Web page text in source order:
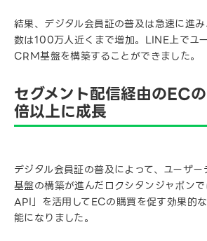
結果、デジタル会員証の普及は急速に進
数は100万人近くまで増加。LINE上でユ
CRM基盤を構築することができました。
セグメント配信経由のEC
倍以上に成長
デジタル会員証の普及によって、ユーザ
基盤の構築が進んだロクシタンジャポン
API」を活用してECの購買を促す効果的
能になりました。